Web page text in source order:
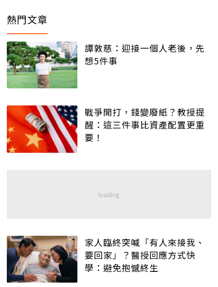
熱門文章
譚敦慈：迎接一個人老後，先
想5件事
戰爭開打，錢變廢紙？教授提
醒：這三件事比資產配置更重
要！
家人臨終突喊「有人來接我、
要回家」？醫授回應方式快
學：避免抱憾終生